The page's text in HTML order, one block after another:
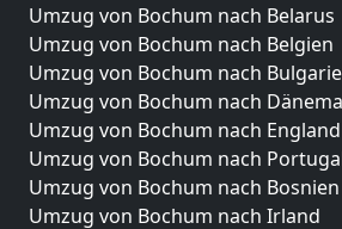
Umzug von Bochum nach Belarus
Umzug von Bochum nach Belgien
Umzug von Bochum nach
Umzug von Bochum nach
Umzug von Bochum nach England
Umzug von Bochum nach
Umzug von Bochum nach
Umzug von Bochum nach Irland